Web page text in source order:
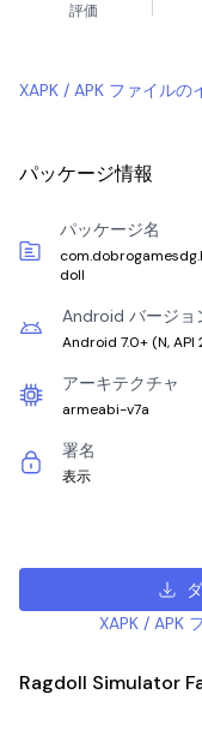
評価
XAPK / APK ファイルの
パッケージ情報
パッケージ名
doll
Android バージョ
Android 7.0+ (N, API
アーキテクチャ
armeabi-v7a
署名
表示
XAPK / APK
Ragdoll Simulator